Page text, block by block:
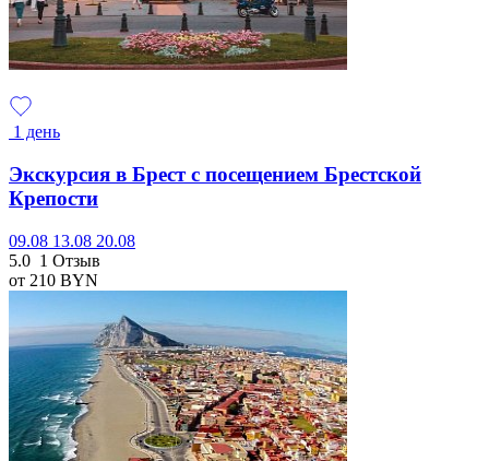
1 день
Экскурсия в Брест с посещением Брестской
Крепости
09.08 13.08 20.08
5.0 1 Отзыв
от 210 BYN